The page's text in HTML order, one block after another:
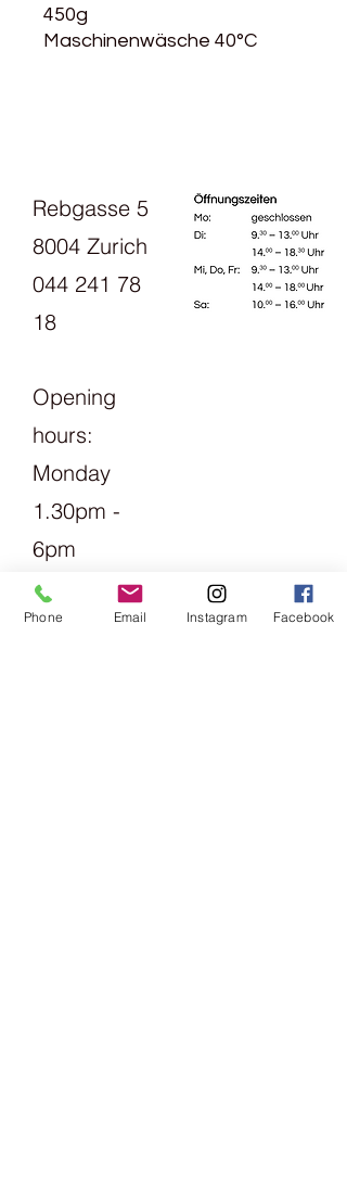
450g
Maschinenwäsche 40°C
Rebgasse 5
8004 Zurich
044 241 78
18
Opening
hours:
Monday
1.30pm -
6pm
Tuesday
Friday
Phone Email Instagram Facebook